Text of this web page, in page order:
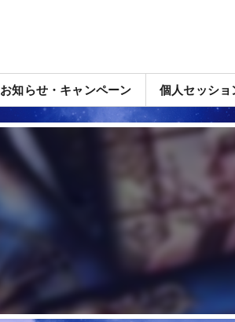
お知らせ・キャンペーン 個人セッショ